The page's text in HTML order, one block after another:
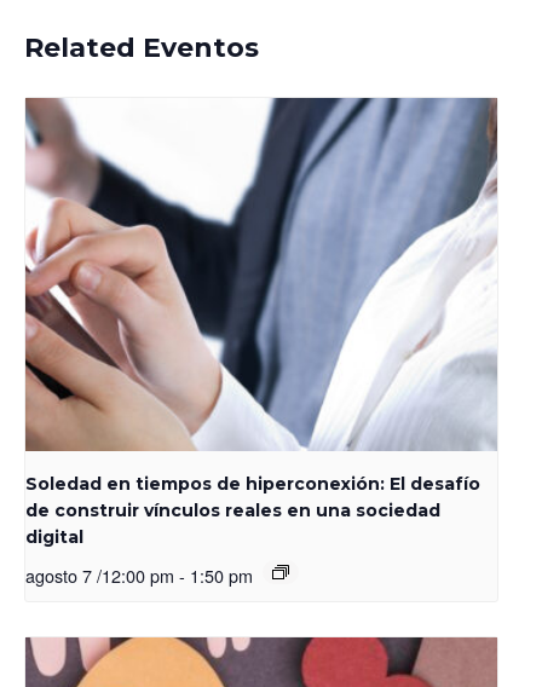
Related Eventos
Soledad en tiempos de hiperconexión: El desafío
de construir vínculos reales en una sociedad
digital
agosto 7 /12:00 pm - 1:50 pm